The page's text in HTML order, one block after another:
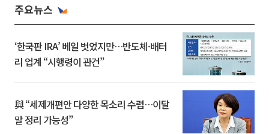
주요뉴스
‘한국판 IRA’ 베일 벗었지만…반도체·배터
리 업계 “시행령이 관건”
與 “세제개편안 다양한 목소리 수렴…이달
말 정리 가능성”